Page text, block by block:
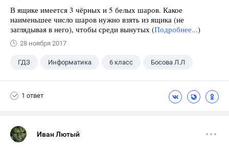
В ящике имеется 3 чёрных и 5 белых шаров. Какое
наименьшее число шаров нужно взять из ящика (не
заглядывая в него), чтобы среди вынутых (Подробнее...)
28 ноября 2017
ГДЗ Информатика 6 класс Босова Л.Л
1 ответ
Иван Лютый